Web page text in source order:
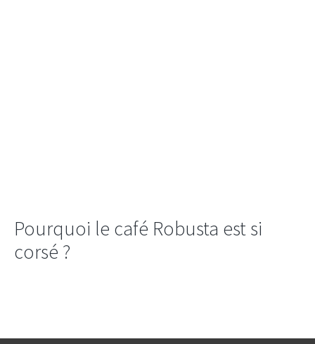
Pourquoi le café Robusta est si
corsé ?